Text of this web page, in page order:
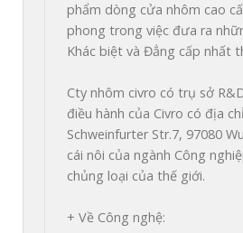
phẩm dòng cửa nhôm cao
phong trong việc đưa ra
Khác biệt và Đẳng cấp nhất
Cty nhôm civro có trụ sở
điều hành của Civro có địa
Schweinfurter Str.7, 97080
cái nôi của ngành Công
chủng loại của thế giới.
+ Về Công nghệ: